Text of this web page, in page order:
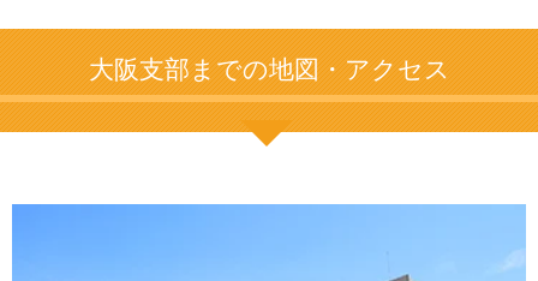
大阪支部までの地図・アクセス